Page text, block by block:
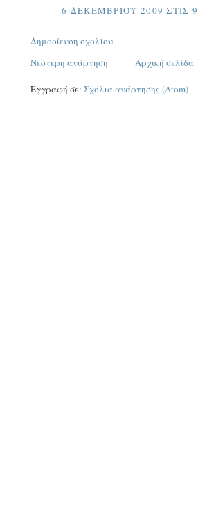
6 ΔΕΚΕΜΒΡΊΟΥ 2009 ΣΤΙΣ
Δημοσίευση σχολίου
Νεότερη ανάρτηση
Αρχική σελίδα
Εγγραφή σε: Σχόλια ανάρτησης (Atom)